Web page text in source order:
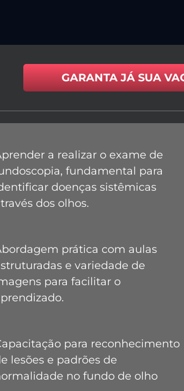
GARANTA JÁ SUA
a realizar o exame de
fundamental para
doenças sistêmicas
dos olhos.
prática com aulas
e variedade de
para facilitar o
para reconhecimento
lesões e padrões de
no fundo de olho